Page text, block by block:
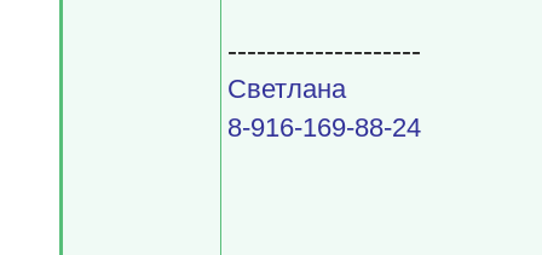
--------------------
Светлана
8-916-169-88-24